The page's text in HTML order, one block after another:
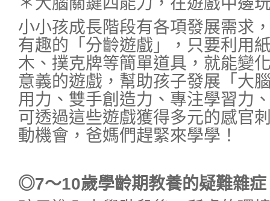
小小孩成長階段有各項發展需求
有趣的「分齡遊戲」，只要利用
木、撲克牌等簡單道具，就能變
意義的遊戲，幫助孩子發展「大
用力、雙手創造力、專注學習力
可透過這些遊戲獲得多元的感官
動機會，爸媽們趕緊來學學！
◎7～10歲學齡期教養的疑難雜症